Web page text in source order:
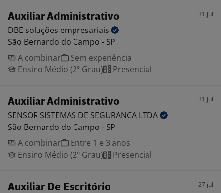
Auxiliar Administrativo 31 jul
DBE soluções empresariais
São Bernardo do Campo - SP
A combinar
Sem experiência
Ensino Médio (2º Grau)
Presencial
Auxiliar Administrativo 31 jul
SENSOR SISTEMAS DE SEGURANCA LTDA
São Bernardo do Campo - SP
A combinar
Entre 1 e 3 anos
Ensino Médio (2º Grau)
Presencial
Auxiliar De Escritório 27 jul